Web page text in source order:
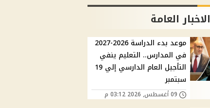
الاخبار العامة
موعد بدء الدراسة 2026-2027
في المدارس.. التعليم ينفي
التأجيل العام الدارسي إلي 19
سبتمبر
09 أغسطس, 2026 03:12 م